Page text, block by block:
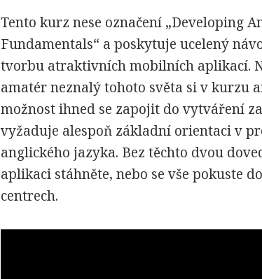
Tento kurz nese označení „Developing
Fundamentals“ a poskytuje ucelený
tvorbu atraktivních mobilních aplikací.
amatér neznalý tohoto světa si v kurzu
možnost ihned se zapojit do vytváření
vyžaduje alespoň základní orientaci v
anglického jazyka. Bez těchto dvou
aplikaci stáhněte, nebo se vše pokuste
centrech.